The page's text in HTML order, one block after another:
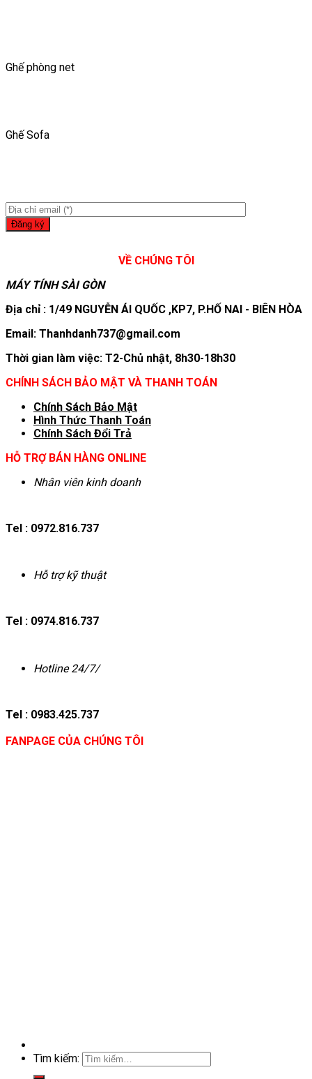
Ghế phòng net
Ghế Sofa
VỀ CHÚNG TÔI
MÁY TÍNH SÀI GÒN
Địa chỉ : 1/49 NGUYỄN ÁI QUỐC ,KP7, P.HỐ NAI - BIÊN HÒA
Email: Thanhdanh737@gmail.com
Thời gian làm việc: T2-Chủ nhật, 8h30-18h30
CHÍNH SÁCH BẢO MẬT VÀ THANH TOÁN
Chính Sách Bảo Mật
Hình Thức Thanh Toán
Chính Sách Đổi Trả
HỖ TRỢ BÁN HÀNG ONLINE
Nhân viên kinh doanh
Tel : 0972.816.737
Hỗ trợ kỹ thuật
Tel : 0974.816.737
Hotline 24/7/
Tel : 0983.425.737
FANPAGE CỦA CHÚNG TÔI
Tìm kiếm: